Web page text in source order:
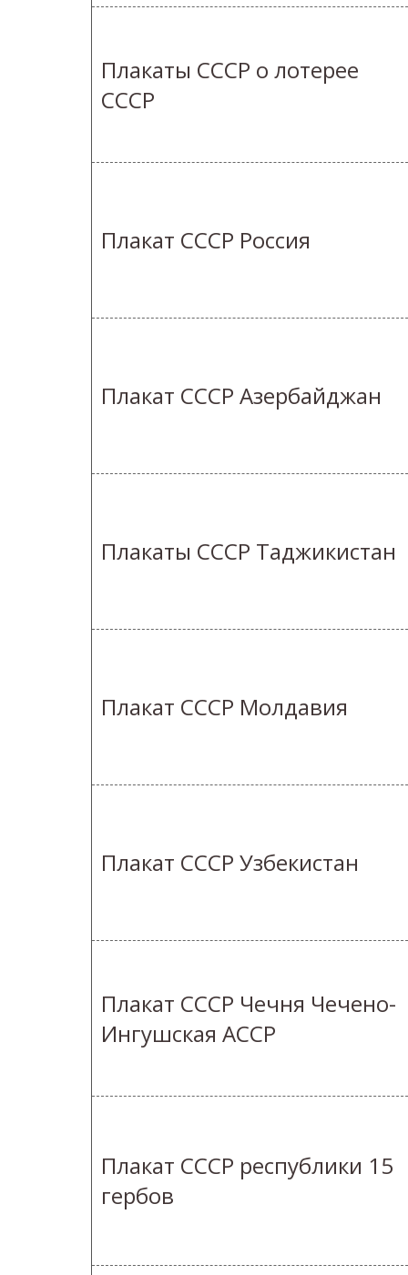
Плакаты СССР о лотерее
СССР
Плакат СССР Россия
Плакат СССР Азербайджан
Плакаты СССР Таджикистан
Плакат СССР Молдавия
Плакат СССР Узбекистан
Плакат СССР Чечня Чечено-
Ингушская АССР
Плакат СССР республики 15
гербов